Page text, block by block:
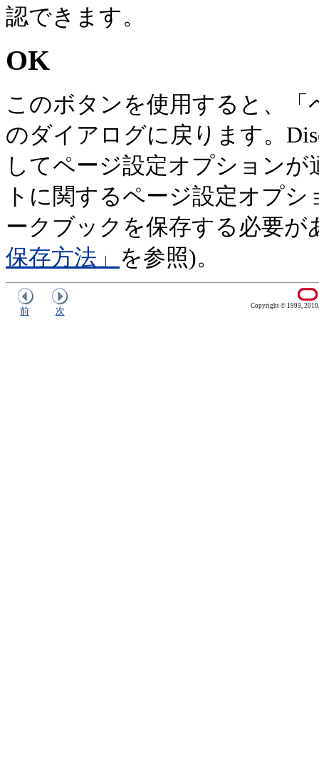
認できます。
OK
このボタンを使用すると、
のダイアログに戻ります。
してページ設定オプション
トに関するページ設定オプ
ークブックを保存する必要が
保存方法」 を参照)。
前 次 Copyright © 1999,